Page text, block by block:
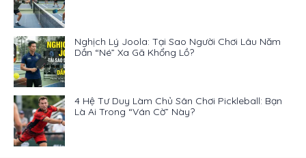
Nghịch Lý Joola: Tại Sao Người Chơi Lâu Năm
Dần “Né” Xa Gã Khổng Lồ?
4 Hệ Tư Duy Làm Chủ Sân Chơi Pickleball: Bạn
Là Ai Trong “Ván Cờ” Này?